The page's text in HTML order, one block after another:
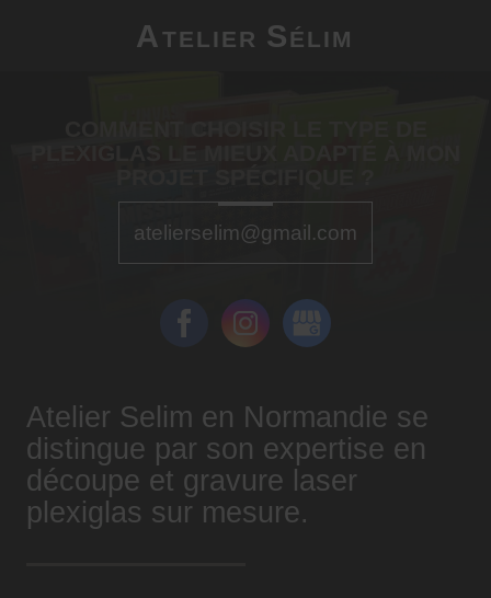
atelierselim@gmail.com
Atelier Selim en Normandie se
distingue par son expertise en
découpe et gravure laser
plexiglas sur mesure.
A TELIER S ÉLIM